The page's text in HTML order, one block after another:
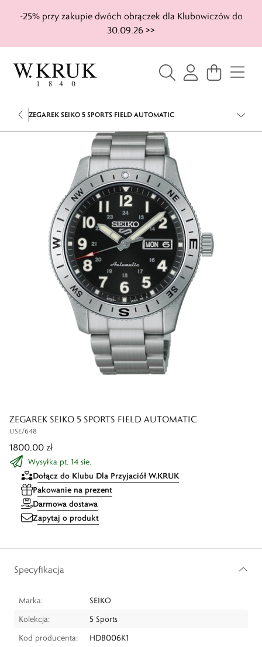
-25% przy zakupie dwóch obrączek dla Klubowiczów do
30.09.26 >>
ZEGAREK SEIKO 5 SPORTS FIELD AUTOMATIC
ZEGAREK SEIKO 5 SPORTS FIELD AUTOMATIC
USE/648
1800,00 zł
Wysyłka pt. 14 sie.
Dołącz do Klubu Dla Przyjaciół W.KRUK
Pakowanie na prezent
Darmowa dostawa
Zapytaj o produkt
Specyfikacja
Marka:
SEIKO
Kolekcja:
5 Sports
Kod producenta:
HDB006K1